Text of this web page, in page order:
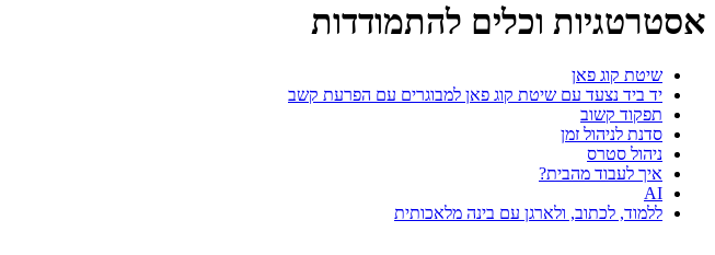
אסטרטגיות וכלים להתמודדות
שיטת קוג פאן
יד ביד נצעד עם שיטת קוג פאן למבוגרים עם הפרעת קשב
תפקוד קשוב
סדנת לניהול זמן
ניהול סטרס
איך לעבוד מהבית?
AI
ללמוד, לכתוב, ולארגן עם בינה מלאכותית